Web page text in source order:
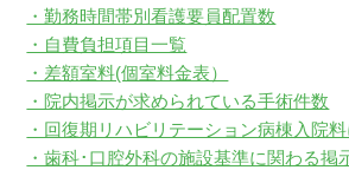
・勤務時間帯別看護要員配置数
・自費負担項目一覧
・差額室料(個室料金表）
・院内掲示が求められている手術件数
・回復期リハビリテーション病棟入院
・歯科･口腔外科の施設基準に関わる掲